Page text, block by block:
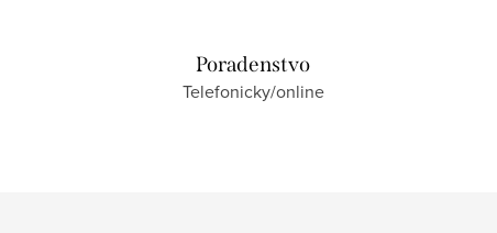
Poradenstvo
Telefonicky/online